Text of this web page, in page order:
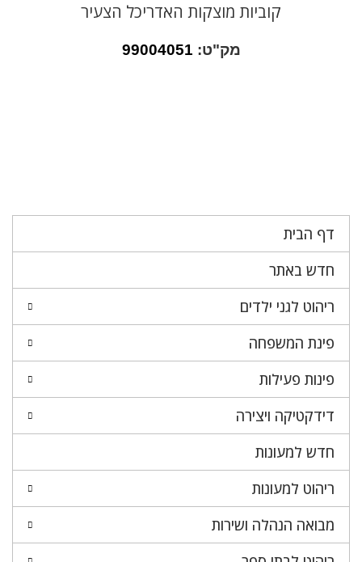
דף הבית
חדש באתר
ריהוט לגני ילדים
פינת המשפחה
פינות פעילות
דידקטיקה ויצירה
חדש למעונות
ריהוט למעונות
מבואה הנהלה ושירות
קוביות מוצקות האדריכל הצעיר
מק"ט: 99004051